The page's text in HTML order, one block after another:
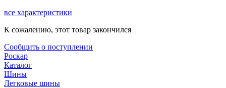
все характеристики
К сожалению, этот товар закончился
Сообщить о поступлении
Роскар
Каталог
Шины
Легковые шины